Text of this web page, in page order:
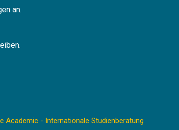
an.
Academic - Internationale Studienberatung